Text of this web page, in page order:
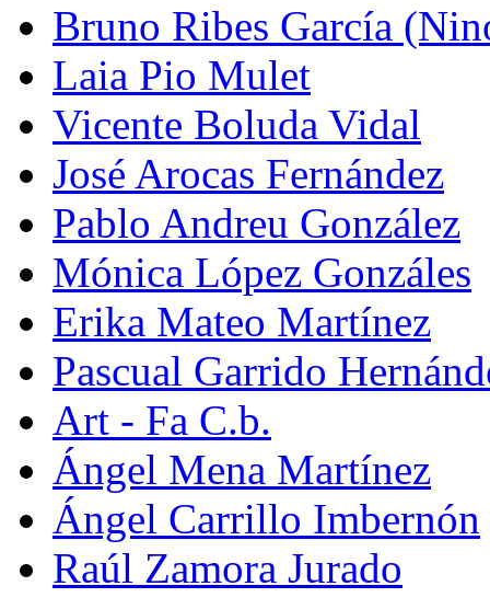
Bruno Ribes García
Laia Pio Mulet
Vicente Boluda Vidal
José Arocas Fernández
Pablo Andreu González
Mónica López Gonzáles
Erika Mateo Martínez
Pascual Garrido
Art - Fa C.b.
Ángel Mena Martínez
Ángel Carrillo Imbernón
Raúl Zamora Jurado